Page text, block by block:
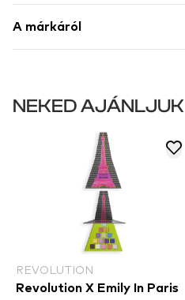
A márkáról
NEKED AJÁNLJUK
REVOLUTION
Revolution X Emily In Paris